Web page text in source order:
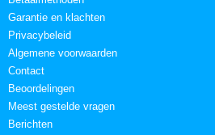
Garantie en klachten
Privacybeleid
Algemene voorwaarden
Contact
Beoordelingen
Meest gestelde vragen
Berichten